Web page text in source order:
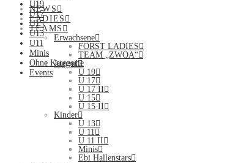
NEWS
LADIES
TEAMS
Erwachsene
FORST LADIES
TEAM „ZWOA“
Jugend
U 19
U 17
U 17 II
U 15
U 15 II
Kinder
U 13
U 11
U 11 II
Minis
Ebi Hallenstars
U19
U17
U15
U13
U11
Minis
Ohne Kategorie
Events